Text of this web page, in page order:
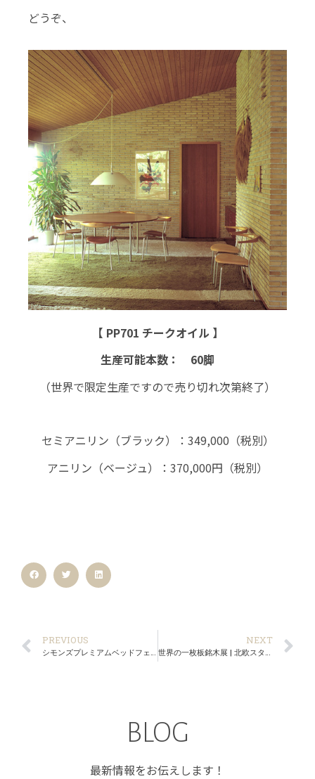
どうぞ、
【 PP701 チークオイル 】
生産可能本数： 60脚
（世界で限定生産ですので売り切れ次第終了）
セミアニリン（ブラック）：349,000（税別）
アニリン（ベージュ）：370,000円（税別）
PREVIOUS NEXT
BLOG
最新情報をお伝えします！